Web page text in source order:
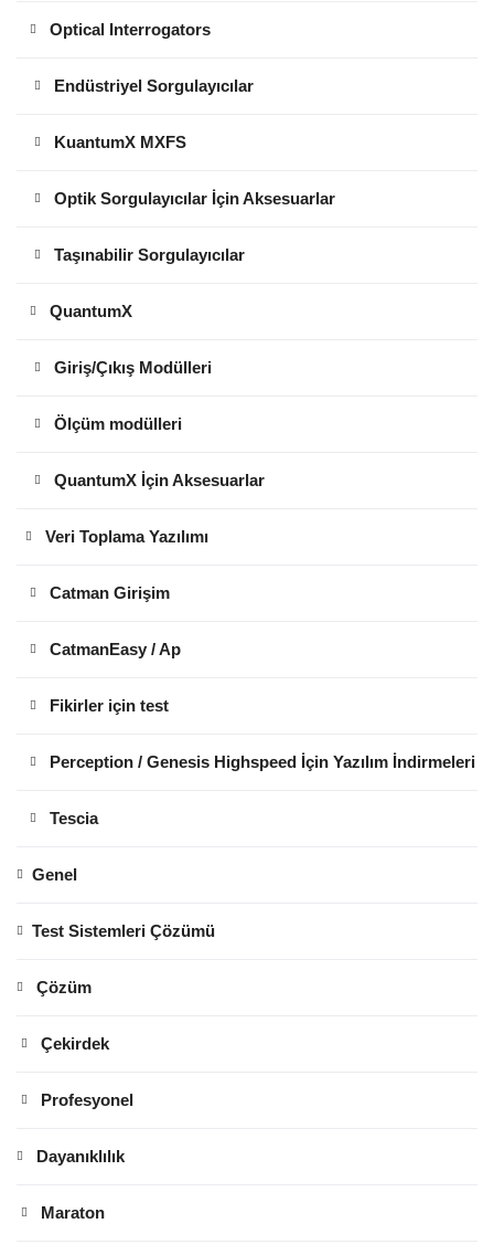
Optical Interrogators
Endüstriyel Sorgulayıcılar
KuantumX MXFS
Optik Sorgulayıcılar İçin Aksesuarlar
Taşınabilir Sorgulayıcılar
QuantumX
Giriş/Çıkış Modülleri
Ölçüm modülleri
QuantumX İçin Aksesuarlar
Veri Toplama Yazılımı
Catman Girişim
CatmanEasy / Ap
Fikirler için test
Perception / Genesis Highspeed İçin Yazılım İndirmeleri
Tescia
Genel
Test Sistemleri Çözümü
Çözüm
Çekirdek
Profesyonel
Dayanıklılık
Maraton